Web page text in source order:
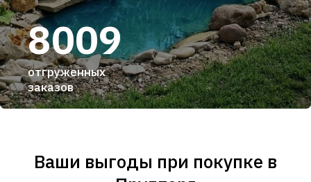
8009
отгруженных
заказов
Ваши выгоды при покупке в